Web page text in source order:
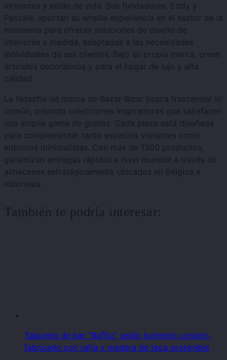
interiores y estilo de vida. Sus fundadores, Eddy y
Pascale, aportan su amplia experiencia en el sector de la
hostelería para ofrecer soluciones de diseño de
interiores a medida, adaptadas a las necesidades
individuales de sus clientes. Bajo su propia marca, crean
artículos decorativos y para el hogar de lujo y alta
calidad.
La filosofía de marca de Bazar Bizar busca trascender lo
común, creando colecciones inspiradoras que satisfacen
una amplia gama de gustos. Cada pieza está diseñada
para complementar tanto espacios vibrantes como
entornos minimalistas. Con más de 1300 productos,
garantizan entregas rápidas a nivel mundial a través de
almacenes estratégicamente ubicados en Bélgica e
Indonesia.
También te podría interesar:
Taburete de bar "Raffia", estilo bohemio costero,
fabricado con rafia y madera de teca sostenible